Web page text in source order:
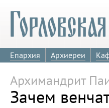
Епархия Архиереи
Архимандрит
Зачем